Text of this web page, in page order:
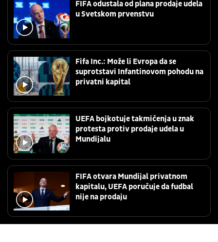
FIFA odustala od plana prodaje udela
u Svetskom prvenstvu
Fifa Inc.: Može li Evropa da se
suprotstavi Infantinovom pohodu na
privatni kapital
UEFA bojkotuje takmičenja u znak
protesta protiv prodaje udela u
Mundijalu
FIFA otvara Mundijal privatnom
kapitalu, UEFA poručuje da fudbal
nije na prodaju